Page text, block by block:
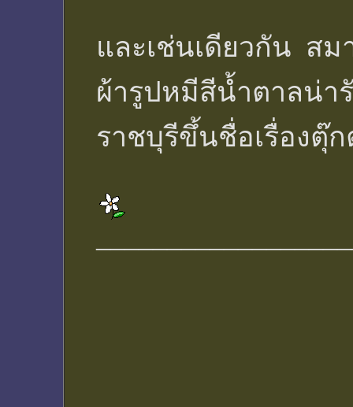
และเช่นเดียวกัน ส
ผ้ารูปหมีสีน้ำตาลน่า
ราชบุรีขึ้นชื่อเรื่องตุ๊